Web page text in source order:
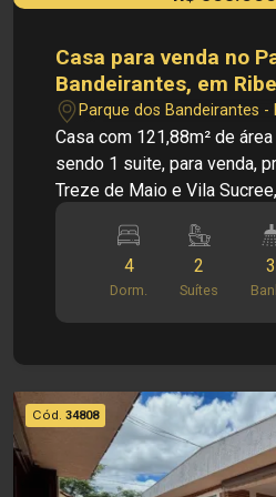
valores, dados e
imóveis, sem aviso prévio.
Casa para venda no
Bandeirantes, em
Parque dos Bandeirantes
Casa com 121,88m² de
sendo 1 suite, para venda,
Treze de Maio e Vila
Casa em ótima localização,
conforto. Fácil acesso a
restaurantes, escolas e
Principais informações do
banheiro social - área de serviço - amplo
área de churrasco - edícula com 1
de garagem Casa acompanha Ventiladores de
teto e ar condicionado Dimensões: - Área
4
Dorm.
2
Suítes
3
Cód. 34808